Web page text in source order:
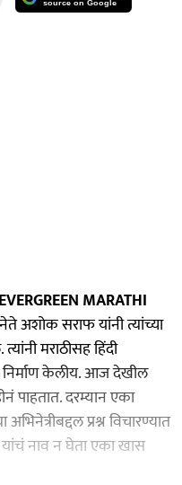
source on Google
MARATHI
अशोक सराफ यांनी त्यांच्या
मराठीसह हिंदी
केलीय. आज देखील
पाहतात. दरम्यान एका
प्रश्न विचारण्यात
यांचं नाव न घेता एका खास